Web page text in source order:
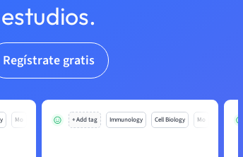
estudios.
Regístrate gratis
Mo + Add tag Immunology Cell Biology Mo